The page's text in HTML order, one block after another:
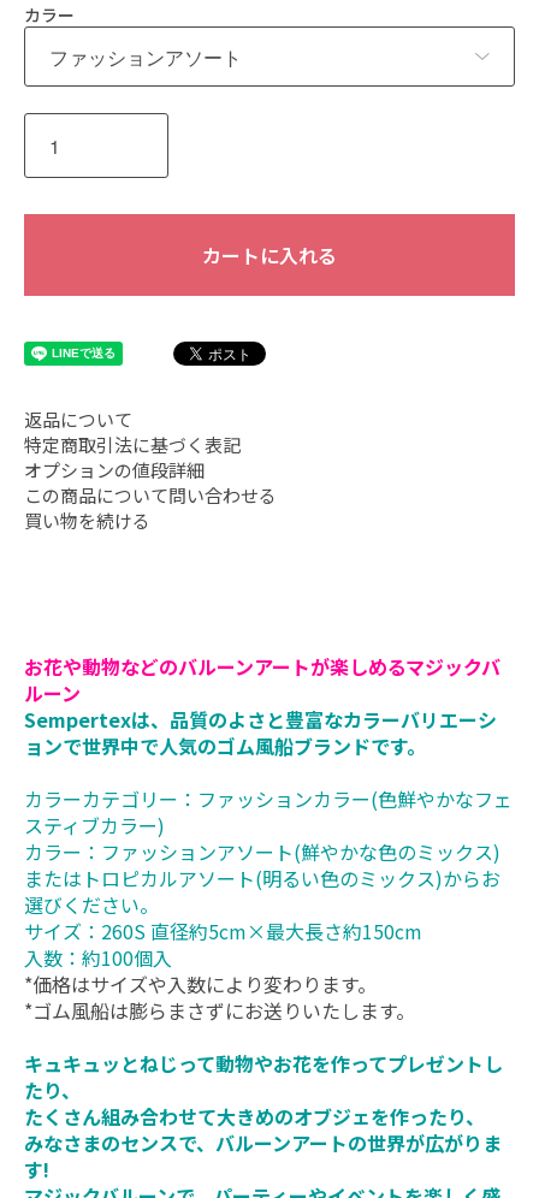
カラー
カートに入れる
返品について
特定商取引法に基づく表記
オプションの値段詳細
この商品について問い合わせる
買い物を続ける
お花や動物などのバルーンアートが楽しめるマジックバ
ルーン
Sempertexは、品質のよさと豊富なカラーバリエーシ
ョンで世界中で人気のゴム風船ブランドです。
カラーカテゴリー：ファッションカラー(色鮮やかなフェ
スティブカラー)
カラー：ファッションアソート(鮮やかな色のミックス)
またはトロピカルアソート(明るい色のミックス)からお
選びください。
サイズ：260S 直径約5cm×最大長さ約150cm
入数：約100個入
*価格はサイズや入数により変わります。
*ゴム風船は膨らまさずにお送りいたします。
キュキュッとねじって動物やお花を作ってプレゼントし
たり、
たくさん組み合わせて大きめのオブジェを作ったり、
みなさまのセンスで、バルーンアートの世界が広がりま
す!